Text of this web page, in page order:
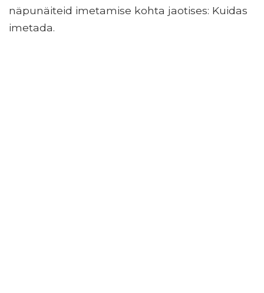
näpunäiteid imetamise kohta jaotises: Kuidas
imetada.